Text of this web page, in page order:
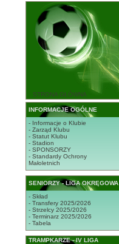
STRONA GŁÓWNA
INFORMACJE OGÓLNE
- Informacje o Klubie
- Zarząd Klubu
- Statut Klubu
- Stadion
- SPONSORZY
- Standardy Ochrony
Małoletnich
SENIORZY - LIGA OKRĘGOWA
- Skład
- Transfery 2025/2026
- Strzelcy 2025/2026
- Terminarz 2025/2026
- Tabela
TRAMPKARZE - IV LIGA